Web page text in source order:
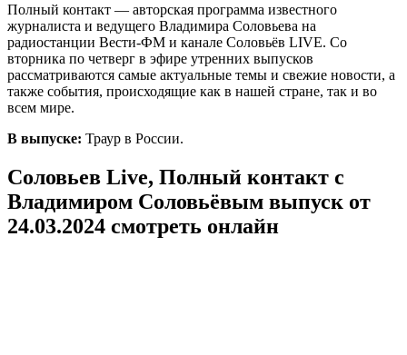
Полный контакт — авторская программа известного
журналиста и ведущего Владимира Соловьева на
радиостанции Вести-ФМ и канале Соловьёв LIVE. Со
вторника по четверг в эфире утренних выпусков
рассматриваются самые актуальные темы и свежие новости, а
также события, происходящие как в нашей стране, так и во
всем мире.
В выпуске: Траур в России.
Соловьев Live, Полный контакт с
Владимиром Соловьёвым выпуск от
24.03.2024 смотреть онлайн